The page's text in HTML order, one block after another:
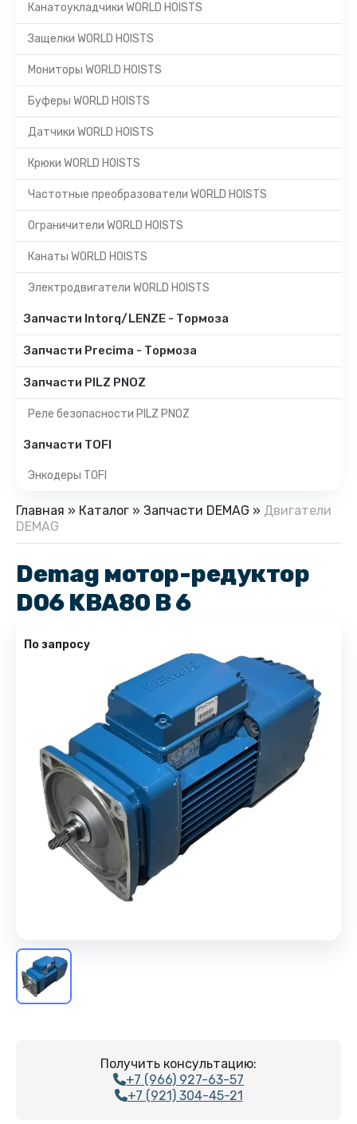
Канатоукладчики WORLD HOISTS
Защелки WORLD HOISTS
Мониторы WORLD HOISTS
Буферы WORLD HOISTS
Датчики WORLD HOISTS
Крюки WORLD HOISTS
Частотные преобразователи WORLD HOISTS
Ограничители WORLD HOISTS
Канаты WORLD HOISTS
Электродвигатели WORLD HOISTS
Запчасти Intorq/LENZE - Тормоза
Запчасти Precima - Тормоза
Запчасти PILZ PNOZ
Реле безопасности PILZ PNOZ
Запчасти TOFI
Энкодеры TOFI
Главная » Каталог » Запчасти DEMAG » Двигатели
DEMAG
Demag мотор-редуктор
D06 KBA80 B 6
По запросу
Получить консультацию:
+7 (966) 927-63-57
+7 (921) 304-45-21